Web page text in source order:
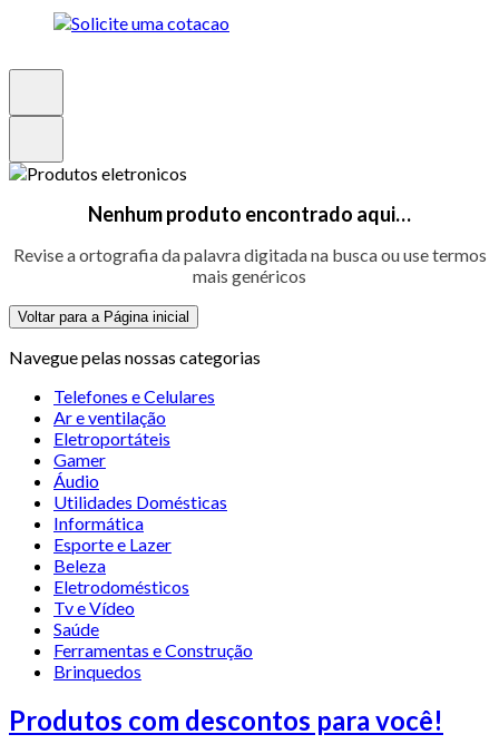
Nenhum produto encontrado aqui…
Revise a ortografia da palavra digitada na busca ou use termos
mais genéricos
Voltar para a Página inicial
Navegue pelas nossas categorias
Telefones e Celulares
Ar e ventilação
Eletroportáteis
Gamer
Áudio
Utilidades Domésticas
Informática
Esporte e Lazer
Beleza
Eletrodomésticos
Tv e Vídeo
Saúde
Ferramentas e Construção
Brinquedos
Produtos com descontos para você!